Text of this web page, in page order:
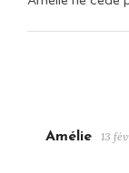
Amélie 13